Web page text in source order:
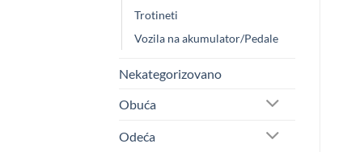
Trotineti
Vozila na akumulator/Pedale
Nekategorizovano
Obuća
Odeća